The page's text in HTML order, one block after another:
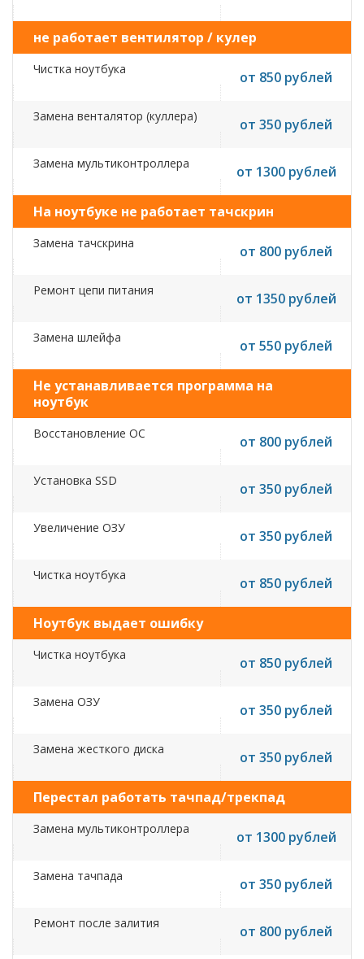
не работает вентилятор / кулер
Чистка ноутбука от 850 рублей
Замена венталятор (куллера) от 350 рублей
Замена мультиконтроллера от 1300 рублей
На ноутбуке не работает тачскрин
Замена тачскрина от 800 рублей
Ремонт цепи питания от 1350 рублей
Замена шлейфа от 550 рублей
Не устанавливается программа на
ноутбук
Восстановление ОС от 800 рублей
Установка SSD от 350 рублей
Увеличение ОЗУ от 350 рублей
Чистка ноутбука от 850 рублей
Ноутбук выдает ошибку
Чистка ноутбука от 850 рублей
Замена ОЗУ от 350 рублей
Замена жесткого диска от 350 рублей
Перестал работать тачпад/трекпад
Замена мультиконтроллера от 1300 рублей
Замена тачпада от 350 рублей
Ремонт после залития от 800 рублей